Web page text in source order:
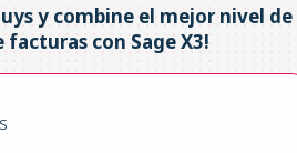
y combine el mejor nivel de
con Sage X3!